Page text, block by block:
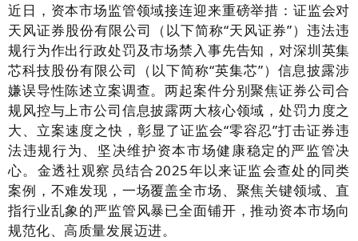
近日，资本市场监管领域接连迎来重磅举措：证监会对
天风证券股份有限公司（以下简称“天风证券”）违法违
规行为作出行政处罚及市场禁入事先告知，对深圳英集
芯科技股份有限公司（以下简称“英集芯”）信息披露涉
嫌误导性陈述立案调查。两起案件分别聚焦证券公司合
规风控与上市公司信息披露两大核心领域，处罚力度之
大、立案速度之快，彰显了证监会“零容忍”打击证券违
法违规行为、坚决维护资本市场健康稳定的严监管决
心。金透社观察员结合2025年以来证监会查处的同类
案例，不难发现，一场覆盖全市场、聚焦关键领域、直
指行业乱象的严监管风暴已全面铺开，推动资本市场向
规范化、高质量发展迈进。